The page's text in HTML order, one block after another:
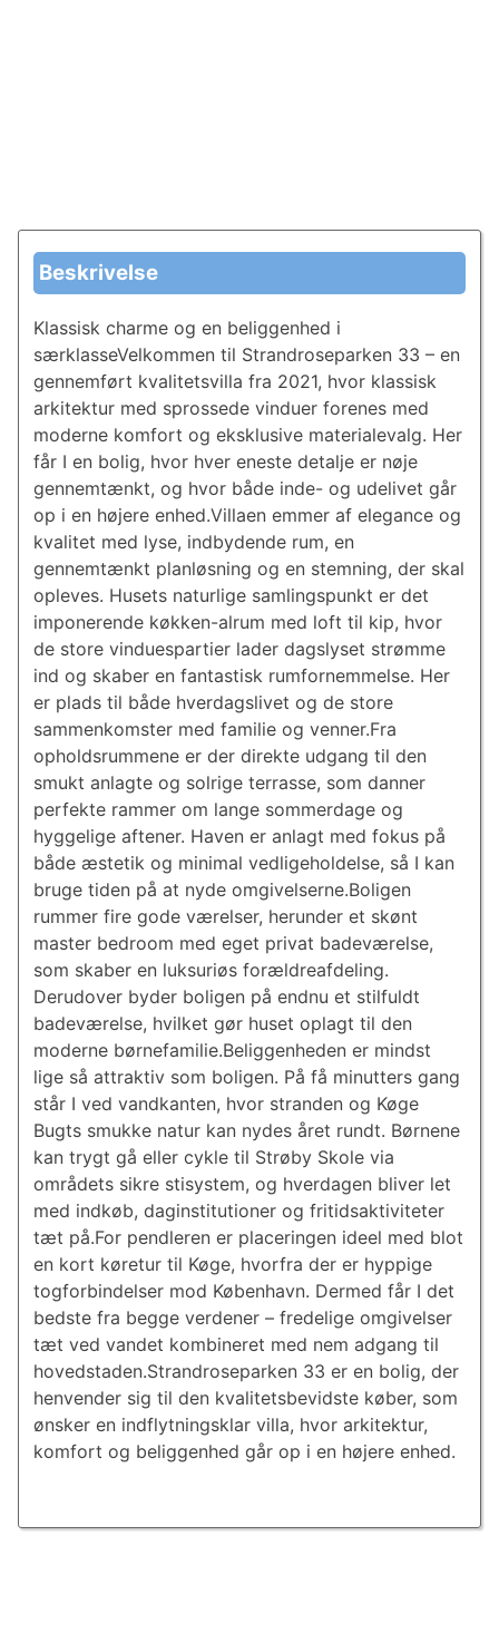
Beskrivelse
Klassisk charme og en beliggenhed i
særklasseVelkommen til Strandroseparken 33 – en
gennemført kvalitetsvilla fra 2021, hvor klassisk
arkitektur med sprossede vinduer forenes med
moderne komfort og eksklusive materialevalg. Her
får I en bolig, hvor hver eneste detalje er nøje
gennemtænkt, og hvor både inde- og udelivet går
op i en højere enhed.Villaen emmer af elegance og
kvalitet med lyse, indbydende rum, en
gennemtænkt planløsning og en stemning, der skal
opleves. Husets naturlige samlingspunkt er det
imponerende køkken-alrum med loft til kip, hvor
de store vinduespartier lader dagslyset strømme
ind og skaber en fantastisk rumfornemmelse. Her
er plads til både hverdagslivet og de store
sammenkomster med familie og venner.Fra
opholdsrummene er der direkte udgang til den
smukt anlagte og solrige terrasse, som danner
perfekte rammer om lange sommerdage og
hyggelige aftener. Haven er anlagt med fokus på
både æstetik og minimal vedligeholdelse, så I kan
bruge tiden på at nyde omgivelserne.Boligen
rummer fire gode værelser, herunder et skønt
master bedroom med eget privat badeværelse,
som skaber en luksuriøs forældreafdeling.
Derudover byder boligen på endnu et stilfuldt
badeværelse, hvilket gør huset oplagt til den
moderne børnefamilie.Beliggenheden er mindst
lige så attraktiv som boligen. På få minutters gang
står I ved vandkanten, hvor stranden og Køge
Bugts smukke natur kan nydes året rundt. Børnene
kan trygt gå eller cykle til Strøby Skole via
områdets sikre stisystem, og hverdagen bliver let
med indkøb, daginstitutioner og fritidsaktiviteter
tæt på.For pendleren er placeringen ideel med blot
en kort køretur til Køge, hvorfra der er hyppige
togforbindelser mod København. Dermed får I det
bedste fra begge verdener – fredelige omgivelser
tæt ved vandet kombineret med nem adgang til
hovedstaden.Strandroseparken 33 er en bolig, der
henvender sig til den kvalitetsbevidste køber, som
ønsker en indflytningsklar villa, hvor arkitektur,
komfort og beliggenhed går op i en højere enhed.